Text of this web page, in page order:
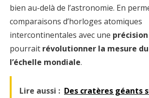
bien au-delà de l’astronomie. En
comparaisons d’horloges atomiques
intercontinentales avec une
pourrait révolutionner la mesure
l’échelle mondiale.
Lire aussi : Des cratères géants